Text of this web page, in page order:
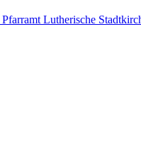
Pfarramt Lutherische